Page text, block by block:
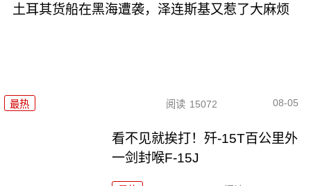
土耳其货船在黑海遭袭，泽连斯基又惹了大麻烦
最热 阅读 15072 08-05
看不见就挨打！歼-15T百公里外
一剑封喉F-15J